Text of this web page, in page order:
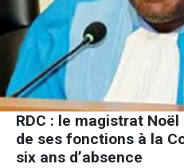
RDC : le magistrat
de ses fonctions à la
six ans d’absence